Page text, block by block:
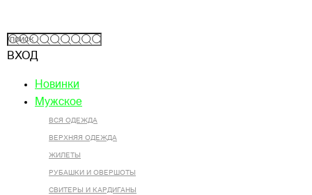
ВХОД
Новинки
Мужское
ВСЯ ОДЕЖДА
ВЕРХНЯЯ ОДЕЖДА
ЖИЛЕТЫ
РУБАШКИ И ОВЕРШОТЫ
СВИТЕРЫ И КАРДИГАНЫ